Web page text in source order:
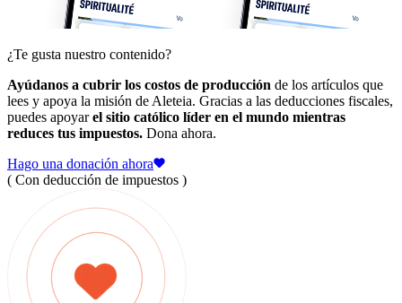
¿Te gusta nuestro contenido?
Ayúdanos a cubrir los costos de producción de los artículos que
lees y apoya la misión de Aleteia. Gracias a las deducciones fiscales,
puedes apoyarel sitio católico líder en el mundo mientras
reduces tus impuestos. Dona ahora.
Hago una donación ahora
( Con deducción de impuestos )